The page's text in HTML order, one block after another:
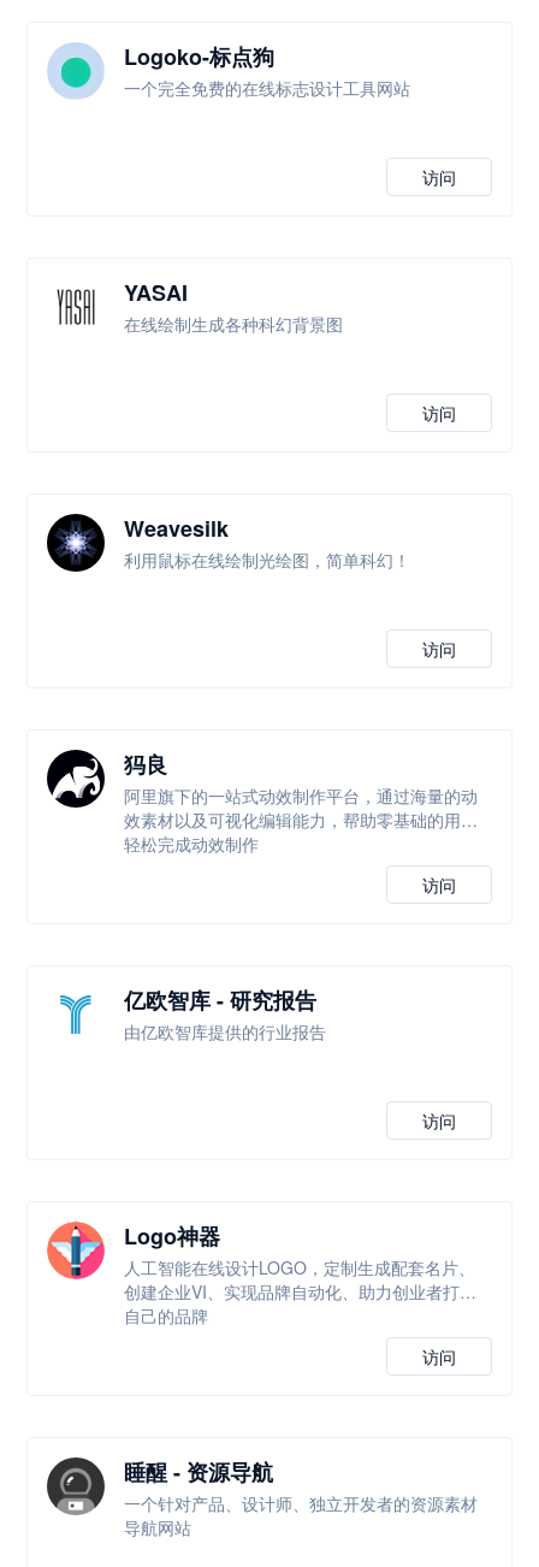
Logoko-标点狗
一个完全免费的在线标志设计工具网站
访问
YASAI
在线绘制生成各种科幻背景图
访问
Weavesilk
利用鼠标在线绘制光绘图，简单科幻！
访问
犸良
阿里旗下的一站式动效制作平台，通过海量的动
效素材以及可视化编辑能力，帮助零基础的用户
轻松完成动效制作
访问
亿欧智库 - 研究报告
由亿欧智库提供的行业报告
访问
Logo神器
人工智能在线设计LOGO，定制生成配套名片、
创建企业VI、实现品牌自动化、助力创业者打造
自己的品牌
访问
睡醒 - 资源导航
一个针对产品、设计师、独立开发者的资源素材
导航网站